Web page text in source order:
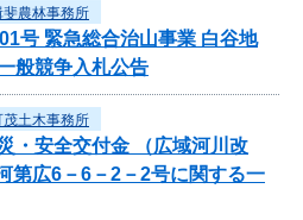
斐農林事務所
号 緊急総合治山事業 白谷地
般競争入札公告
茂土木事務所
・安全交付金 （広域河川改
広6－6－2－2号に関する一